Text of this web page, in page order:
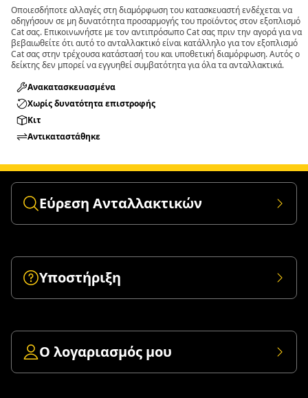
Οποιεσδήποτε αλλαγές στη διαμόρφωση του κατασκευαστή ενδέχεται να
οδηγήσουν σε μη δυνατότητα προσαρμογής του προϊόντος στον εξοπλισμό
Cat σας. Επικοινωνήστε με τον αντιπρόσωπο Cat σας πριν την αγορά για να
βεβαιωθείτε ότι αυτό το ανταλλακτικό είναι κατάλληλο για τον εξοπλισμό
Cat σας στην τρέχουσα κατάστασή του και υποθετική διαμόρφωση. Αυτός ο
δείκτης δεν μπορεί να εγγυηθεί συμβατότητα για όλα τα ανταλλακτικά.
Ανακατασκευασμένα
Χωρίς δυνατότητα επιστροφής
Κιτ
Αντικαταστάθηκε
Εύρεση Ανταλλακτικών
Υποστήριξη
Ο λογαριασμός μου